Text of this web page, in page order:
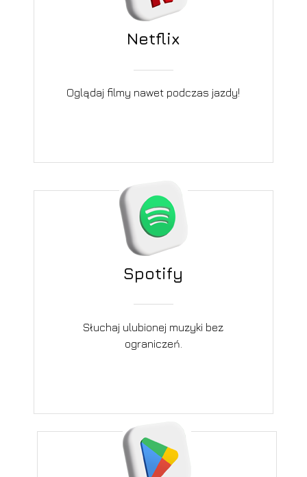
Netflix
Oglądaj filmy nawet podczas jazdy!
Spotify
Słuchaj ulubionej muzyki bez
ograniczeń.